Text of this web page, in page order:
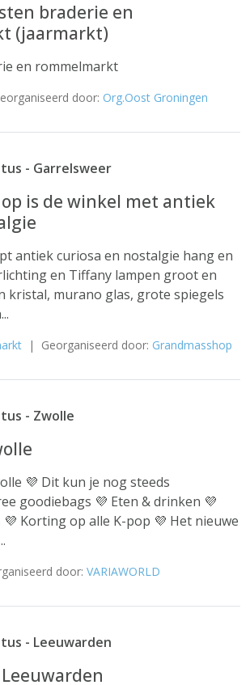
braderie en
(jaarmarkt)
en rommelmarkt
door: Org.Oost Groningen
- Garrelsweer
is de winkel met antiek
antiek curiosa en nostalgie hang en
en Tiffany lampen groot en
kristal, murano glas, grote spiegels
| Georganiseerd door: Grandmasshop
- Zwolle
💜 Dit kun je nog steeds
goodiebags 💜 Eten & drinken 💜
💜 Korting op alle K-pop 💜 Het nieuwe
door: VARIAWORLD
- Leeuwarden